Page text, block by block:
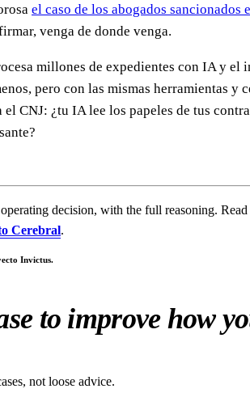
el caso de los abogados sancionados
venga de donde venga.
millones de expedientes con IA y el
pero con las mismas herramientas y
CNJ: ¿tu IA lee los papeles de tus
decision, with the full reasoning.
Cerebral.
Invictus.
to improve how
not loose advice.